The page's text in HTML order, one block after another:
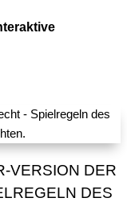
VERSION DER
DES